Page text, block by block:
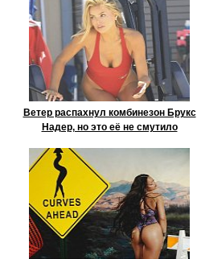
Ветер распахнул комбинезон Брукс
Надер, но это её не смутило